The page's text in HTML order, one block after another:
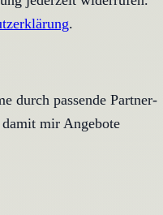
.
durch passende Partner-
mir Angebote